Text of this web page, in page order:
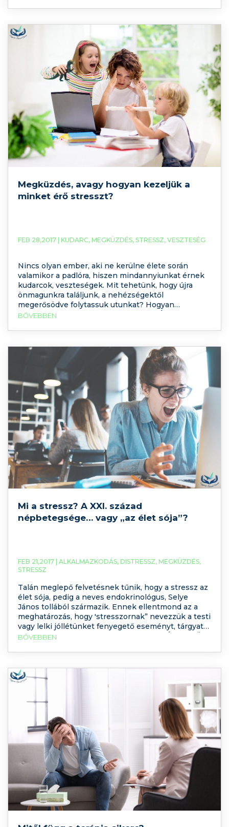
reagálunk a minket érő feszült helyzetekre.A
nélkül jön létre. Ismerkedjünk meg vele
közelebbről! Ha érdekli, Önnek vannak-e
szorongásos tünetei, tesztünkből megtudhatja.
Megküzdés, avagy hogyan kezeljük a
minket érő stresszt?
FEB 28,2017 | KUDARC, MEGKÜZDÉS, STRESSZ, VESZTESÉG
Nincs olyan ember, aki ne kerülne élete során
valamikor a padlóra, hiszen mindannyiunkat érnek
kudarcok, veszteségek. Mit tehetünk, hogy újra
önmagunkra találjunk, a nehézségektől
megerősödve folytassuk utunkat? Hogyan
küzdhetjük le a mindennapi stresszt? Írásunk a
Kíváncsi rá, Ön mennyire tettre kész, milyen
tesztünket és megtudhatja!
BŐVEBBEN
Mi a stressz? A XXI. század
népbetegsége… vagy „az élet sója”?
FEB 21,2017 | ALKALMAZKODÁS, DISTRESSZ, MEGKÜZDÉS,
STRESSZ
Talán meglepő felvetésnek tűnik, hogy a stressz az
élet sója, pedig a neves endokrinológus, Selye
János tollából származik. Ennek ellentmond az a
meghatározás, hogy 'stresszornak” nevezzük a testi
vagy lelki jóllétünket fenyegető eseményt, tárgyat
vagy körülményt. Akkor hogy is van ez? Érdekli, Önt
tesztünket!
BŐVEBBEN